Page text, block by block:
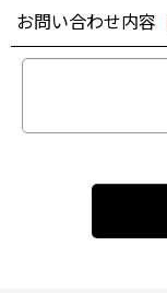
お問い合わせ内容